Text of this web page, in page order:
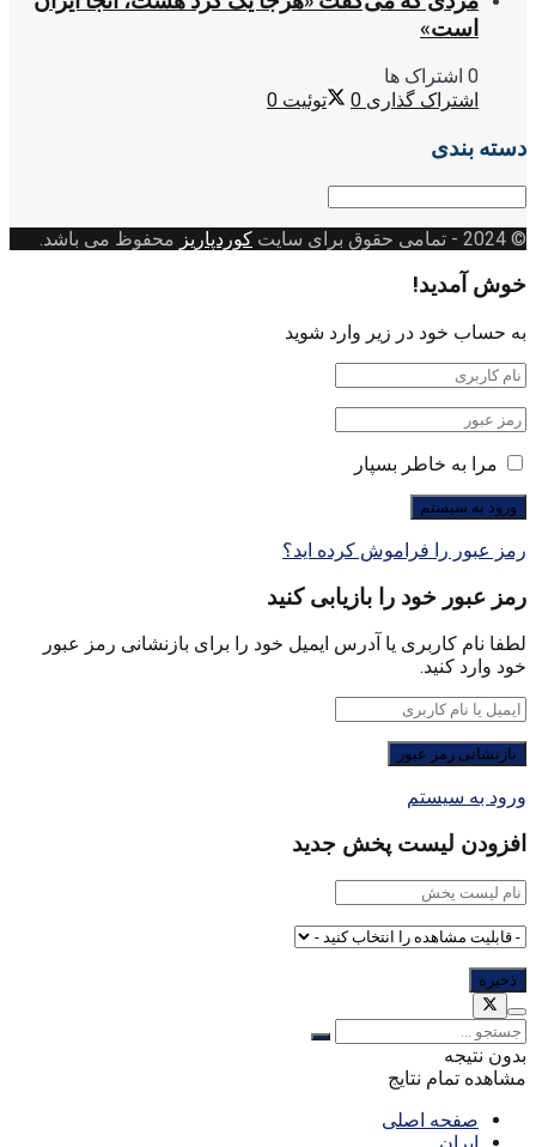
است»
0 اشتراک ها
اشتراک گذاری 0 توئیت 0
دسته بندی
دسته
© 2024
- تمامی حقوق برای سایت کوردپاریز محفوظ می باشد.
خوش آمدید!
به حساب خود در زیر وارد شوید
مرا به خاطر بسپار
رمز عبور را فراموش کرده اید؟
رمز عبور خود را بازیابی کنید
لطفا نام کاربری یا آدرس ایمیل خود را برای بازنشانی رمز عبور
خود وارد کنید.
ورود به سیستم
افزودن لیست پخش جدید
بدون نتیجه
مشاهده تمام نتایج
صفحه اصلی